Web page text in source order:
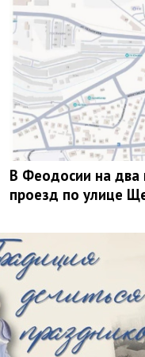
В Феодосии на два
проезд по улице